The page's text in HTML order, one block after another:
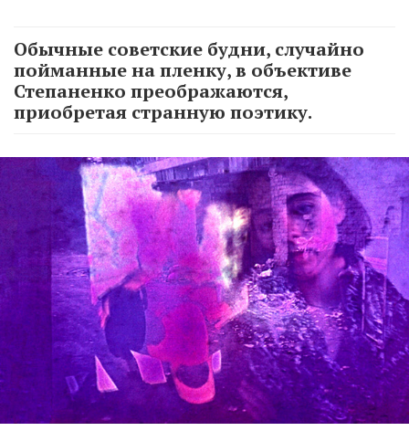
Обычные советские будни, случайно
пойманные на пленку, в объективе
Степаненко преображаются,
приобретая странную поэтику.